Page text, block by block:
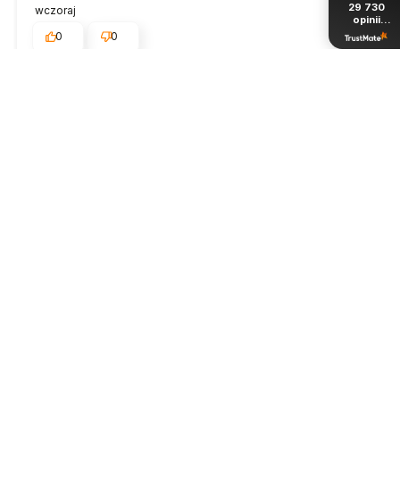
wczoraj
0
0
29 730
opinii
z całego
okresu